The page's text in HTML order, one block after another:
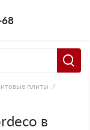
плиты
в